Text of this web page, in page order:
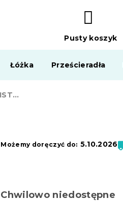
KOSZYK
Pusty koszyk
Łóżka Prześcieradła
Etui na sztućce CHRISTMAS TREE zielone, 12 szt.
Chwilowo niedostępne
Możemy doręczyć do: 5.10.2026